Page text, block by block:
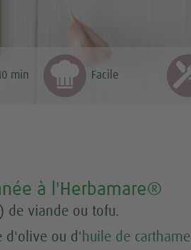
min Facile
à l'Herbamare®
de viande ou tofu.
d'olive ou d' huile de carthame